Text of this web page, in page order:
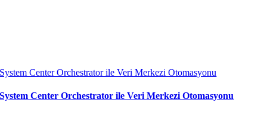
System Center Orchestrator ile Veri Merkezi Otomasyonu
System Center Orchestrator ile Veri Merkezi Otomasyonu